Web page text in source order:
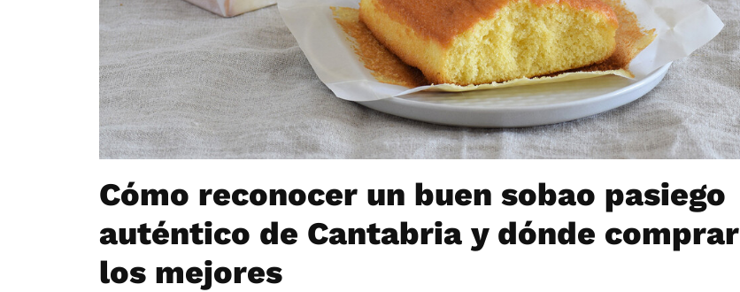
Cómo reconocer un buen sobao pasiego
auténtico de Cantabria y dónde comprar
los mejores